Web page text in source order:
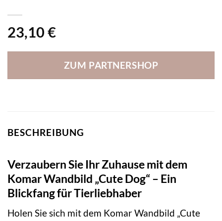
23,10 €
ZUM PARTNERSHOP
BESCHREIBUNG
Verzaubern Sie Ihr Zuhause mit dem
Komar Wandbild „Cute Dog“ – Ein
Blickfang für Tierliebhaber
Holen Sie sich mit dem Komar Wandbild „Cute